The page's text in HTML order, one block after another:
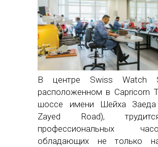
В центре Swiss Watch
расположенном в Capricorn
шоссе имени Шейха Заеда
Zayed Road),
профессиональных
обладающих не только